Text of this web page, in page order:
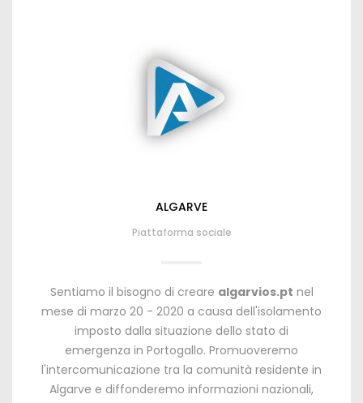
ALGARVE
Piattaforma sociale
Sentiamo il bisogno di creare algarvios.pt nel
mese di marzo 20 - 2020 a causa dell'isolamento
imposto dalla situazione dello stato di
emergenza in Portogallo. Promuoveremo
l'intercomunicazione tra la comunità residente in
Algarve e diffonderemo informazioni nazionali,